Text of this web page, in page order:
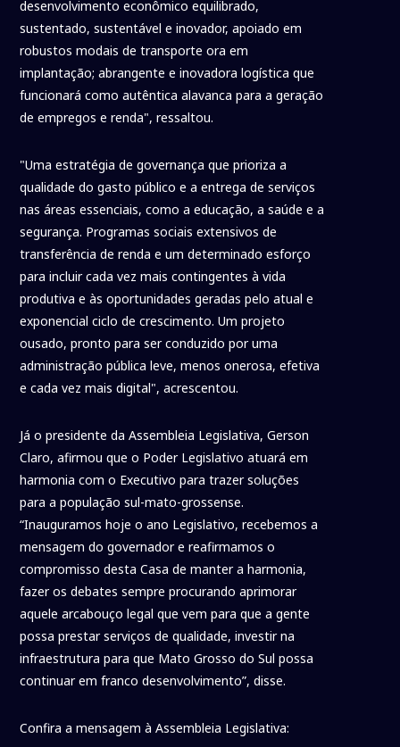
desenvolvimento econômico equilibrado,
sustentado, sustentável e inovador, apoiado em
robustos modais de transporte ora em
implantação; abrangente e inovadora logística que
funcionará como autêntica alavanca para a geração
de empregos e renda", ressaltou.
"Uma estratégia de governança que prioriza a
qualidade do gasto público e a entrega de serviços
nas áreas essenciais, como a educação, a saúde e a
segurança. Programas sociais extensivos de
transferência de renda e um determinado esforço
para incluir cada vez mais contingentes à vida
produtiva e às oportunidades geradas pelo atual e
exponencial ciclo de crescimento. Um projeto
ousado, pronto para ser conduzido por uma
administração pública leve, menos onerosa, efetiva
e cada vez mais digital", acrescentou.
Já o presidente da Assembleia Legislativa, Gerson
Claro, afirmou que o Poder Legislativo atuará em
harmonia com o Executivo para trazer soluções
para a população sul-mato-grossense.
“Inauguramos hoje o ano Legislativo, recebemos a
mensagem do governador e reafirmamos o
compromisso desta Casa de manter a harmonia,
fazer os debates sempre procurando aprimorar
aquele arcabouço legal que vem para que a gente
possa prestar serviços de qualidade, investir na
infraestrutura para que Mato Grosso do Sul possa
continuar em franco desenvolvimento”, disse.
Confira a mensagem à Assembleia Legislativa: